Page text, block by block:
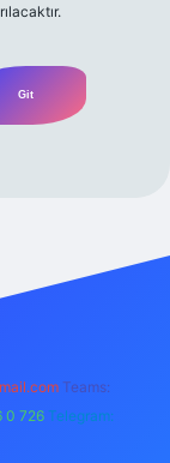
Teams:
0 726 Telegram: